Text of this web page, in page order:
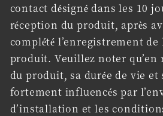
contact désigné dans les 10
réception du produit, après
complété l’enregistrement
produit. Veuillez noter qu’en
du produit, sa durée de vie et
fortement influencés par
d’installation et les